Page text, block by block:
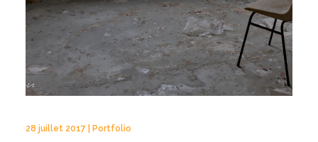
28 juillet 2017 | Portfolio